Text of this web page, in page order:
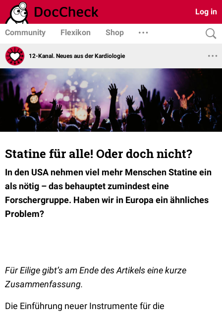
Log in
Community Flexikon Shop
12-Kanal. Neues aus der Kardiologie
Statine für alle! Oder doch nicht?
In den USA nehmen viel mehr Menschen Statine ein
als nötig – das behauptet zumindest eine
Forschergruppe. Haben wir in Europa ein ähnliches
Problem?
Für Eilige gibt’s am Ende des Artikels eine kurze
Zusammenfassung.
Die Einführung neuer Instrumente für die